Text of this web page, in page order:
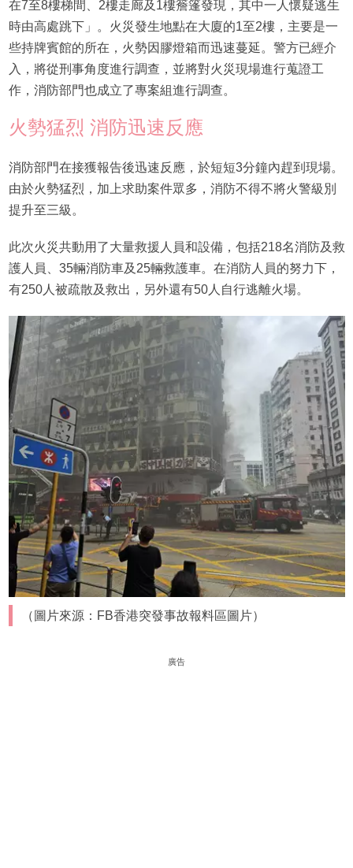
在7至8樓梯間、2樓走廊及1樓簷篷發現，其中一人懷疑逃生
時由高處跳下」。火災發生地點在大廈的1至2樓，主要是一
些持牌賓館的所在，火勢因膠燈箱而迅速蔓延。警方已經介
入，將從刑事角度進行調查，並將對火災現場進行蒐證工
作，消防部門也成立了專案組進行調查。
火勢猛烈 消防迅速反應
消防部門在接獲報告後迅速反應，於短短3分鐘內趕到現場。
由於火勢猛烈，加上求助案件眾多，消防不得不將火警級別
提升至三級。
此次火災共動用了大量救援人員和設備，包括218名消防及救
護人員、35輛消防車及25輛救護車。在消防人員的努力下，
有250人被疏散及救出，另外還有50人自行逃離火場。
（圖片來源：FB香港突發事故報料區圖片）
廣告